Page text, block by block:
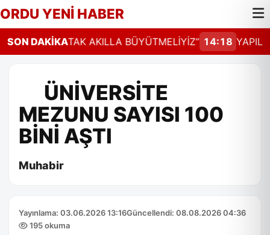
ORDU YENİ HABER
SON DAKİKAORTAK AKILLA BÜYÜTMELİYİZ” 14:18
ÜNİVERSİTE
MEZUNU SAYISI 100
BİNİ AŞTI
Muhabir
Yayınlama: 03.06.2026 13:16Güncellendi: 08.08.2026 04:36
195 okuma